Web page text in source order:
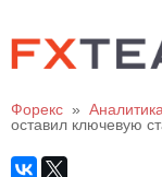
Форекс » Аналитика
оставил ключевую